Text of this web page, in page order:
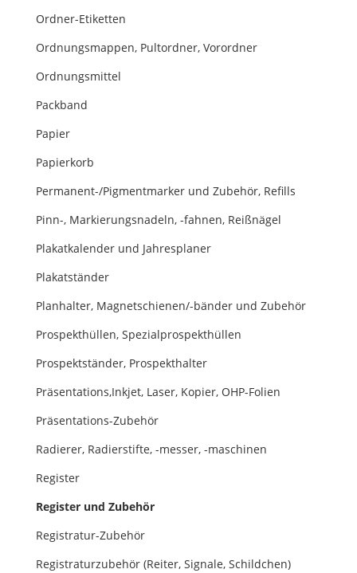
Ordner-Etiketten
Ordnungsmappen, Pultordner, Vorordner
Ordnungsmittel
Packband
Papier
Papierkorb
Permanent-/Pigmentmarker und Zubehör, Refills
Pinn-, Markierungsnadeln, -fahnen, Reißnägel
Plakatkalender und Jahresplaner
Plakatständer
Planhalter, Magnetschienen/-bänder und Zubehör
Prospekthüllen, Spezialprospekthüllen
Prospektständer, Prospekthalter
Präsentations,Inkjet, Laser, Kopier, OHP-Folien
Präsentations-Zubehör
Radierer, Radierstifte, -messer, -maschinen
Register
Register und Zubehör
Registratur-Zubehör
Registraturzubehör (Reiter, Signale, Schildchen)